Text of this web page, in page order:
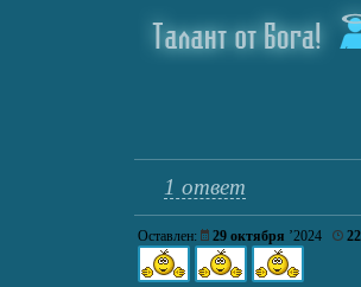
1 ответ
Оставлен: 29 октября ’2024